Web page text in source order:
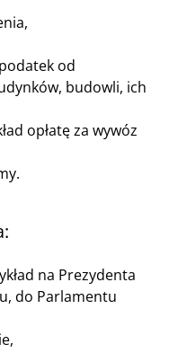
od
budowli, ich
opłatę za wywóz
na Prezydenta
do Parlamentu